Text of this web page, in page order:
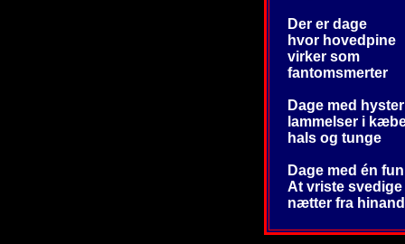
Der er dage
hvor hovedpine
virker som
fantomsmerter
Dage med
lammelser i
hals og tunge
Dage med én
At vriste svedige
nætter fra